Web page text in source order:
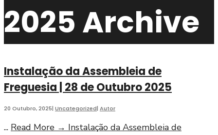
2025 Archive
Instalação da Assembleia de
Freguesia | 28 de Outubro 2025
20 Outubro, 2025| Uncategorized| Autor
... Read More → Instalação da Assembleia de